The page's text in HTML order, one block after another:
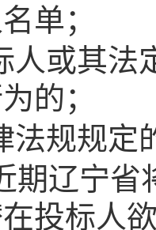
单；
人或其法
的；
法规规定
期辽宁省
投标人